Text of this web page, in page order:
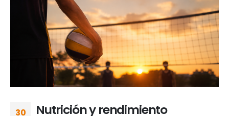
30 Nutrición y rendimiento